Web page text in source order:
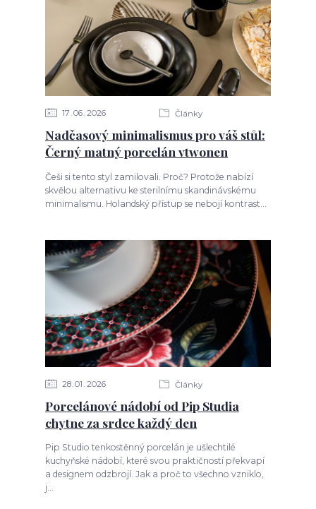
17 06 2026 Články
Nadčasový minimalismus pro váš stůl:
Černý matný porcelán vtwonen
Češi si tento styl zamilovali. Proč? Protože nabízí
skvělou alternativu ke sterilnímu skandinávskému
minimalismu. Holandský přístup se nebojí kontrast...
28 01 2026 Články
Porcelánové nádobí od Pip Studia
chytne za srdce každý den
Pip Studio tenkostěnný porcelán je ušlechtilé
kuchyňské nádobí, které svou praktičností překvapí
a designem odzbrojí. Jak a proč to všechno vzniklo,
j...